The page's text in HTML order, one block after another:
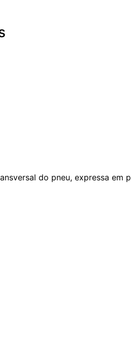
do pneu, expressa em